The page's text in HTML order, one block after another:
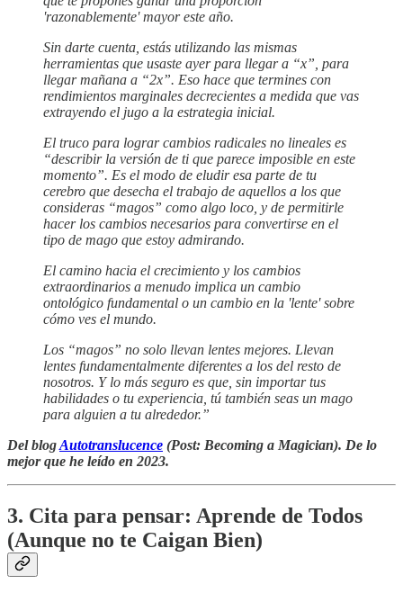
'razonablemente' mayor este año.
Sin darte cuenta, estás utilizando las mismas
herramientas que usaste ayer para llegar a “x”, para
llegar mañana a “2x”. Eso hace que termines con
rendimientos marginales decrecientes a medida que vas
extrayendo el jugo a la estrategia inicial.
El truco para lograr cambios radicales no lineales es
“describir la versión de ti que parece imposible en este
momento”. Es el modo de eludir esa parte de tu
cerebro que desecha el trabajo de aquellos a los que
consideras “magos” como algo loco, y de permitirle
hacer los cambios necesarios para convertirse en el
tipo de mago que estoy admirando.
El camino hacia el crecimiento y los cambios
extraordinarios a menudo implica un cambio
ontológico fundamental o un cambio en la 'lente' sobre
cómo ves el mundo.
Los “magos” no solo llevan lentes mejores. Llevan
lentes fundamentalmente diferentes a los del resto de
nosotros. Y lo más seguro es que, sin importar tus
habilidades o tu experiencia, tú también seas un mago
para alguien a tu alrededor.”
Del blogAutotranslucence (Post: Becoming a Magician). De lo
mejor que he leído en 2023.
3. Cita para pensar: Aprende de Todos
(Aunque no te Caigan Bien)